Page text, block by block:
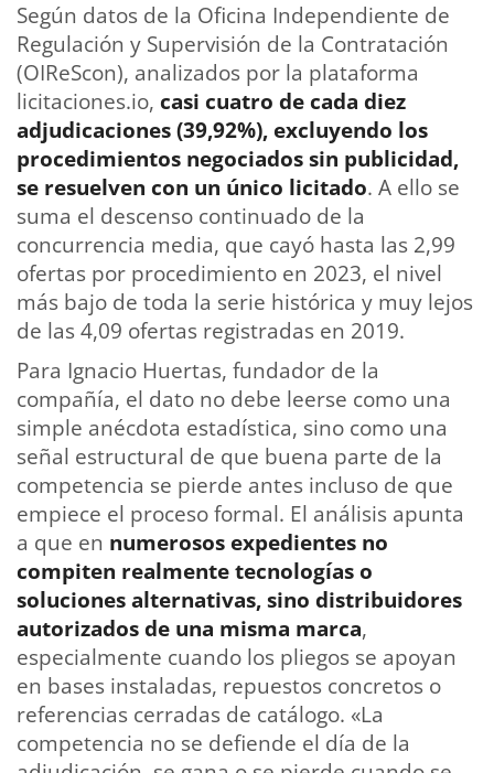
Según datos de la Oficina Independiente de
Regulación y Supervisión de la Contratación
(OIReScon), analizados por la plataforma
licitaciones.io, casi cuatro de cada diez
adjudicaciones (39,92%), excluyendo los
procedimientos negociados sin publicidad,
se resuelven con un único licitado. A ello se
suma el descenso continuado de la
concurrencia media, que cayó hasta las 2,99
ofertas por procedimiento en 2023, el nivel
más bajo de toda la serie histórica y muy lejos
de las 4,09 ofertas registradas en 2019.
Para Ignacio Huertas, fundador de la
compañía, el dato no debe leerse como una
simple anécdota estadística, sino como una
señal estructural de que buena parte de la
competencia se pierde antes incluso de que
empiece el proceso formal. El análisis apunta
a que en numerosos expedientes no
compiten realmente tecnologías o
soluciones alternativas, sino distribuidores
autorizados de una misma marca,
especialmente cuando los pliegos se apoyan
en bases instaladas, repuestos concretos o
referencias cerradas de catálogo. «La
competencia no se defiende el día de la